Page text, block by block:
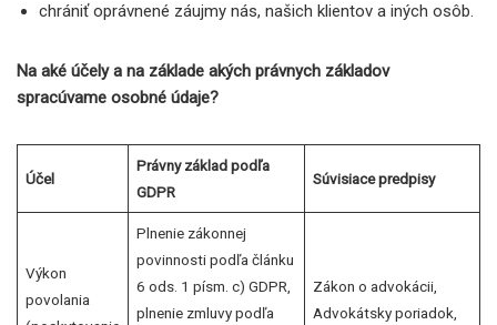
chrániť oprávnené záujmy nás, našich klientov a iných osôb.
Na aké účely a na základe akých právnych základov
spracúvame osobné údaje?
Účel
Právny základ podľa
GDPR
Súvisiace predpisy
Výkon
povolania
Plnenie zákonnej
povinnosti podľa článku
6 ods. 1 písm. c) GDPR,
plnenie zmluvy podľa
Zákon o advokácii,
Advokátsky poriadok,